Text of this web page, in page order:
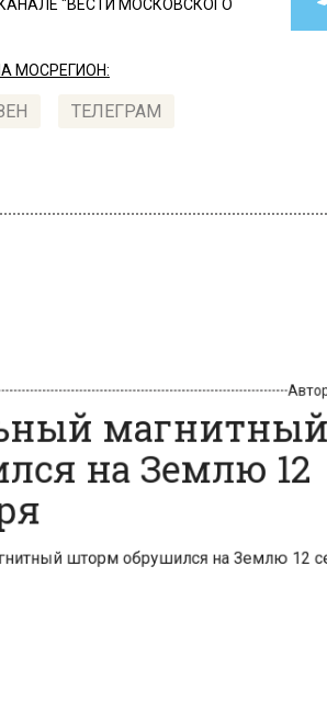
"ВЕСТИ МОСКОВСКОГО
МОСРЕГИОН:
ТЕЛЕГРАМ
на Землю 12